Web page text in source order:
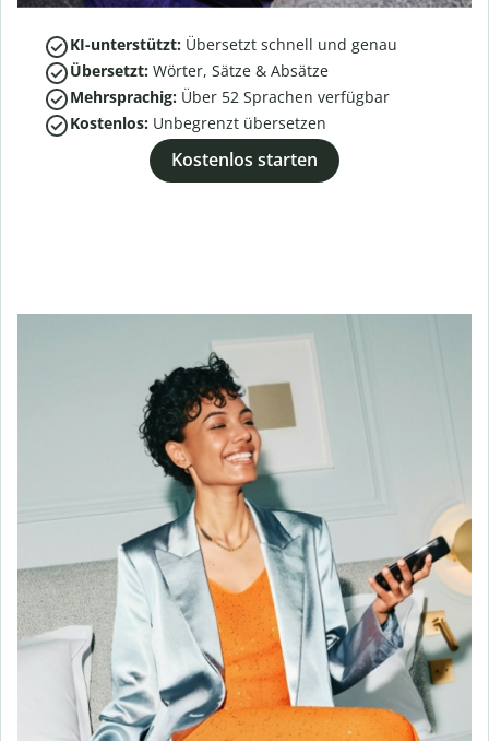
KI-unterstützt: Übersetzt schnell und genau
Übersetzt: Wörter, Sätze & Absätze
Mehrsprachig: Über 52 Sprachen verfügbar
Kostenlos: Unbegrenzt übersetzen
Kostenlos starten